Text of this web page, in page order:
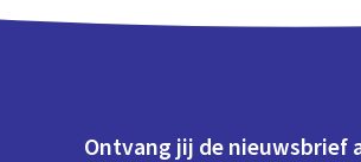
Ontvang jij de nieuwsbrief